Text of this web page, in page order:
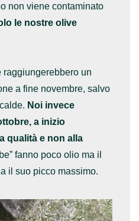
non viene contaminato
le nostre olive
raggiungerebbero un
a fine novembre, salvo
Noi invece
a inizio
qualità e non alla
fanno poco olio ma il
il suo picco massimo.